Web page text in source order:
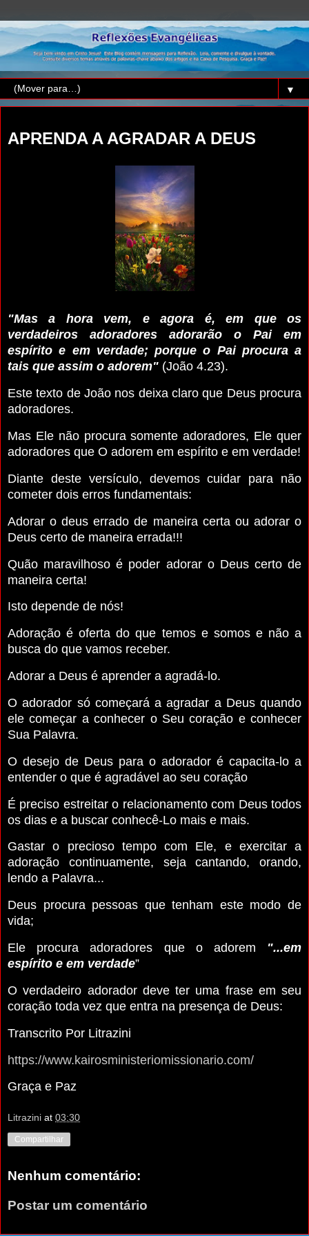
▼
APRENDA A AGRADAR A DEUS
"Mas a hora vem, e agora é, em que os
verdadeiros adoradores adorarão o Pai em
espírito e em verdade; porque o Pai procura a
tais que assim o adorem" (João 4.23).
Este texto de João nos deixa claro que Deus procura
adoradores.
Mas Ele não procura somente adoradores, Ele quer
adoradores que O adorem em espírito e em verdade!
Diante deste versículo, devemos cuidar para não
cometer dois erros fundamentais:
Adorar o deus errado de maneira certa ou adorar o
Deus certo de maneira errada!!!
Quão maravilhoso é poder adorar o Deus certo de
maneira certa!
Isto depende de nós!
Adoração é oferta do que temos e somos e não a
busca do que vamos receber.
Adorar a Deus é aprender a agradá-lo.
O adorador só começará a agradar a Deus quando
ele começar a conhecer o Seu coração e conhecer
Sua Palavra.
O desejo de Deus para o adorador é capacita-lo a
entender o que é agradável ao seu coração
É preciso estreitar o relacionamento com Deus todos
os dias e a buscar conhecê-Lo mais e mais.
Gastar o precioso tempo com Ele, e exercitar a
adoração continuamente, seja cantando, orando,
lendo a Palavra...
Deus procura pessoas que tenham este modo de
vida;
Ele procura adoradores que o adorem "...em
espírito e em verdade”
O verdadeiro adorador deve ter uma frase em seu
coração toda vez que entra na presença de Deus:
Transcrito Por Litrazini
https://www.kairosministeriomissionario.com/
Graça e Paz
Litrazini at 03:30
Compartilhar
Nenhum comentário:
Postar um comentário